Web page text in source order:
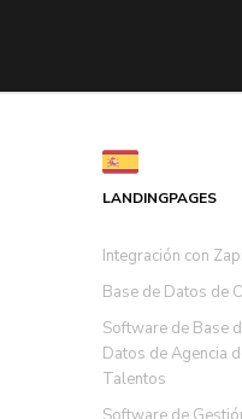
LANDINGPAGES
Integración con
Base de Datos de
Software de Base
Datos de Agencia
Talentos